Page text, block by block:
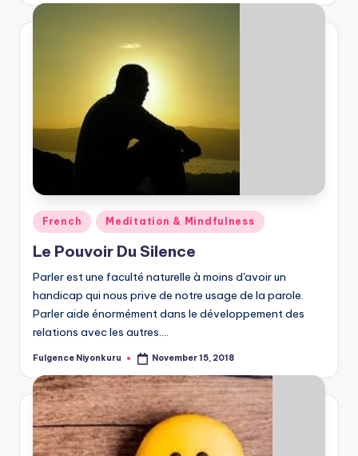
Posted
in
French Meditation & Mindfulness
Le Pouvoir Du Silence
Parler est une faculté naturelle à moins d'avoir un
handicap qui nous prive de notre usage de la parole.
Parler aide énormément dans le développement des
relations avec les autres.…
Posted
Fulgence Niyonkuru November 15, 2018